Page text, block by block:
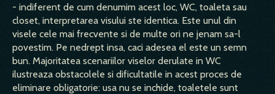
- indiferent de cum denumim acest loc, WC, toaleta sau
closet, interpretarea visului ste identica. Este unul din
visele cele mai frecvente si de multe ori ne jenam sa-l
povestim. Pe nedrept insa, caci adesea el este un semn
bun. Majoritatea scenariilor viselor derulate in WC
ilustreaza obstacolele si dificultatile in acest proces de
eliminare obligatorie: usa nu se inchide, toaletele sunt